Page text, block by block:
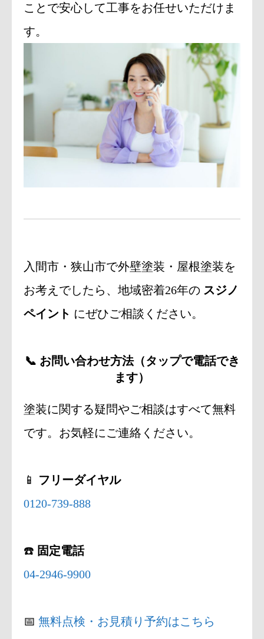
ことで安心して工事をお任せいただけま
す。
入間市・狭山市で外壁塗装・屋根塗装を
お考えでしたら、地域密着26年の スジノ
ペイント にぜひご相談ください。
📞 お問い合わせ方法（タップで電話でき
ます）
塗装に関する疑問やご相談はすべて無料
です。お気軽にご連絡ください。
📱 フリーダイヤル
0120-739-888
☎️ 固定電話
04-2946-9900
📅 無料点検・お見積り予約はこちら